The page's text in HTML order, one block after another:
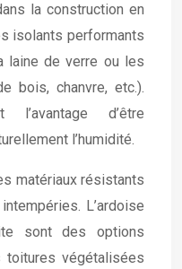
la construction en
isolants performants
laine de verre ou les
bois, chanvre, etc.).
l’avantage d’être
l’humidité.
matériaux résistants
L’ardoise
sont des options
végétalisées